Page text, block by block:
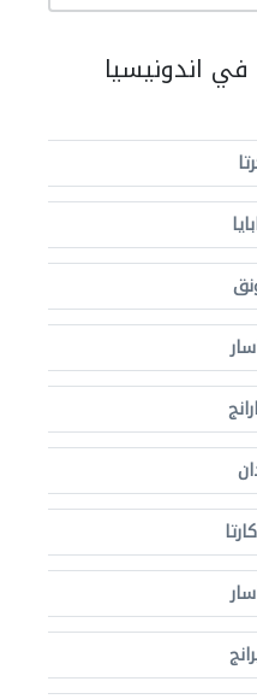
اندونيسيا